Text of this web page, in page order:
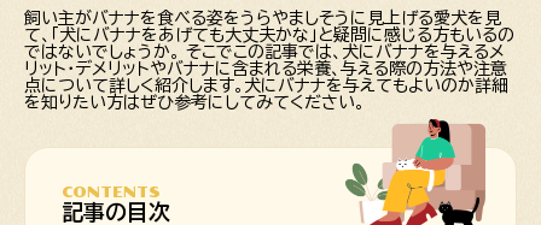
飼い主がバナナを食べる姿をうらやましそうに見上げる愛犬を見
て、「犬にバナナをあげても大丈夫かな」と疑問に感じる方もいるの
ではないでしょうか。 そこでこの記事では、犬にバナナを与えるメ
リット・デメリットやバナナに含まれる栄養、与える際の方法や注意
点について詳しく紹介します。犬にバナナを与えてもよいのか詳細
を知りたい方はぜひ参考にしてみてください。
CONTENTS
記事の目次